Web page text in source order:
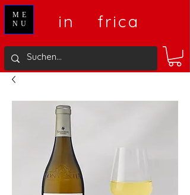
in frica
ME
NU